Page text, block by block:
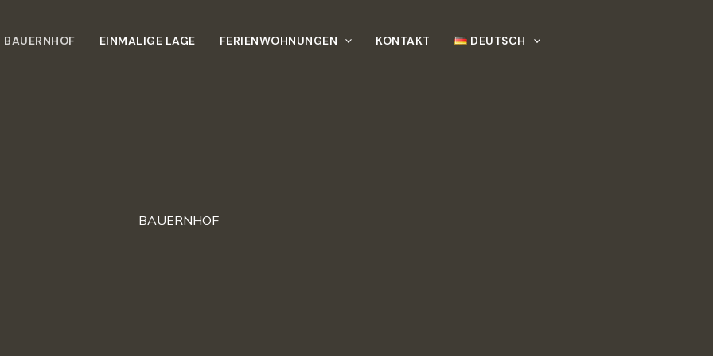
BAUERNHOF EINMALIGE LAGE FERIENWOHNUNGEN KONTAKT DEUTSCH
BAUERNHOF